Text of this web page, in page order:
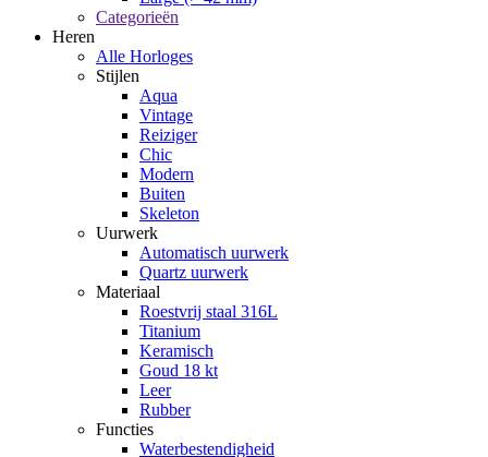
Categorieën
Heren
Alle Horloges
Stijlen
Aqua
Vintage
Reiziger
Chic
Modern
Buiten
Skeleton
Uurwerk
Automatisch uurwerk
Quartz uurwerk
Materiaal
Roestvrij staal 316L
Titanium
Keramisch
Goud 18 kt
Leer
Rubber
Functies
Waterbestendigheid